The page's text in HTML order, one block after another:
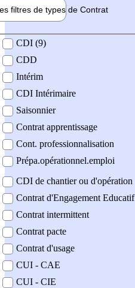
filtres de types de Contrat
contrat
CDI (9)
CDD
Intérim
CDI Intérimaire
Saisonnier
Contrat apprentissage
Cont. professionnalisation
Prépa.opérationnel.emploi
CDI de chantier ou d'opération
Contrat d'Engagement Educatif
Contrat intermittent
Contrat pacte
Contrat d'usage
CUI - CAE
CUI - CIE